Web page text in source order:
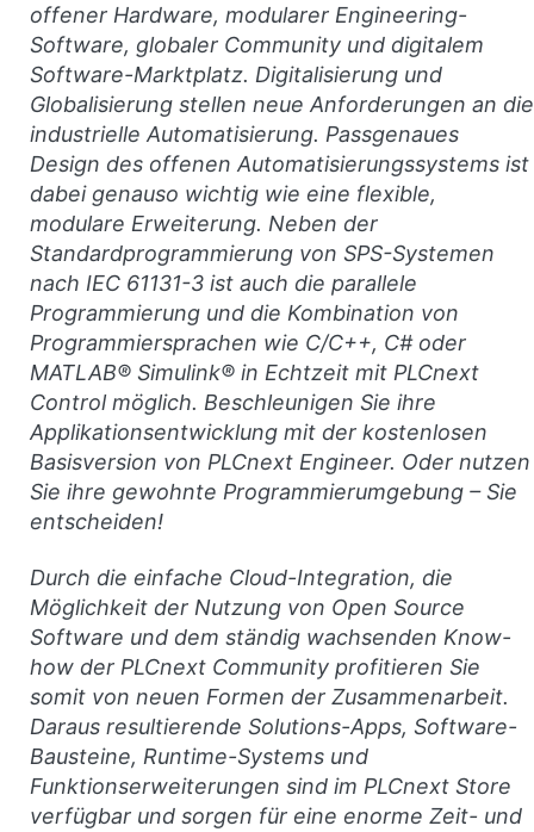
offener Hardware, modularer Engineering-
Software, globaler Community und digitalem
Software-Marktplatz. Digitalisierung und
Globalisierung stellen neue Anforderungen an die
industrielle Automatisierung. Passgenaues
Design des offenen Automatisierungssystems ist
dabei genauso wichtig wie eine flexible,
modulare Erweiterung. Neben der
Standardprogrammierung von SPS-Systemen
nach IEC 61131-3 ist auch die parallele
Programmierung und die Kombination von
Programmiersprachen wie C/C++, C# oder
MATLAB® Simulink® in Echtzeit mit PLCnext
Control möglich. Beschleunigen Sie ihre
Applikationsentwicklung mit der kostenlosen
Basisversion von PLCnext Engineer. Oder nutzen
Sie ihre gewohnte Programmierumgebung – Sie
entscheiden!
Durch die einfache Cloud-Integration, die
Möglichkeit der Nutzung von Open Source
Software und dem ständig wachsenden Know-
how der PLCnext Community profitieren Sie
somit von neuen Formen der Zusammenarbeit.
Daraus resultierende Solutions-Apps, Software-
Bausteine, Runtime-Systems und
Funktionserweiterungen sind im PLCnext Store
verfügbar und sorgen für eine enorme Zeit- und